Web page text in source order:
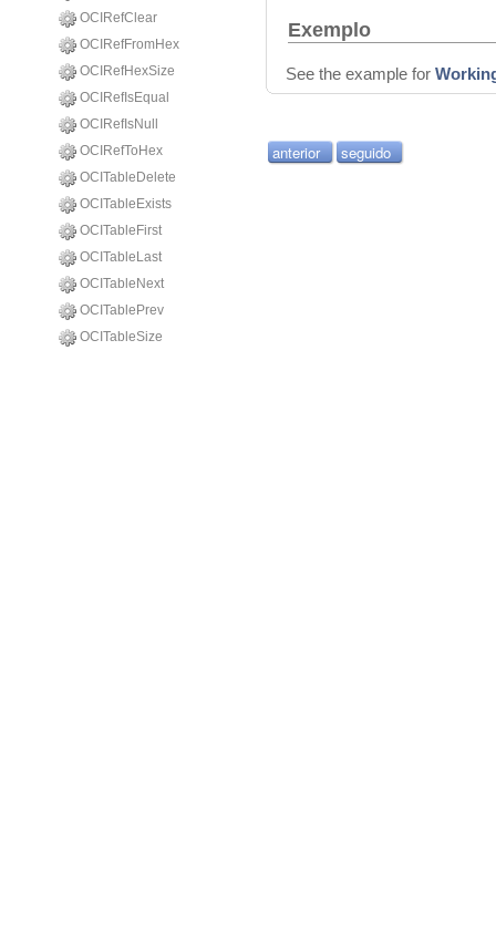
OCIRefClear
OCIRefFromHex
OCIRefHexSize
OCIRefIsEqual
OCIRefIsNull
OCIRefToHex
OCITableDelete
OCITableExists
OCITableFirst
OCITableLast
OCITableNext
OCITablePrev
OCITableSize
Exemplo
See the example for
anterior seguido